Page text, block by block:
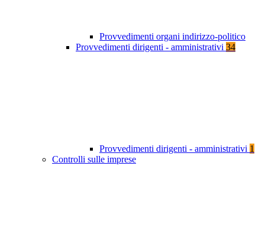
Provvedimenti organi indirizzo-politico
Provvedimenti dirigenti - amministrativi 34
Provvedimenti dirigenti - amministrativi 1
Controlli sulle imprese